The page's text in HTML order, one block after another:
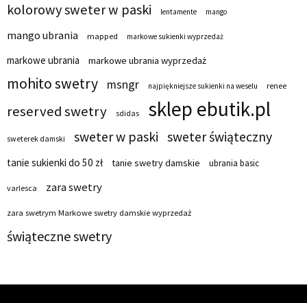
kolorowy sweter w paski lentamente mango
mango ubrania mapped markowe sukienki wyprzedaż
markowe ubrania markowe ubrania wyprzedaż
mohito swetry msngr najpiękniejsze sukienki na weselu renee
reserved swetry sdidas sklep ebutik.pl
sweterek damski sweter w paski sweter świąteczny
tanie sukienki do 50 zł tanie swetry damskie ubrania basic
varlesca zara swetry
zara swetrym Markowe swetry damskie wyprzedaż
świąteczne swetry